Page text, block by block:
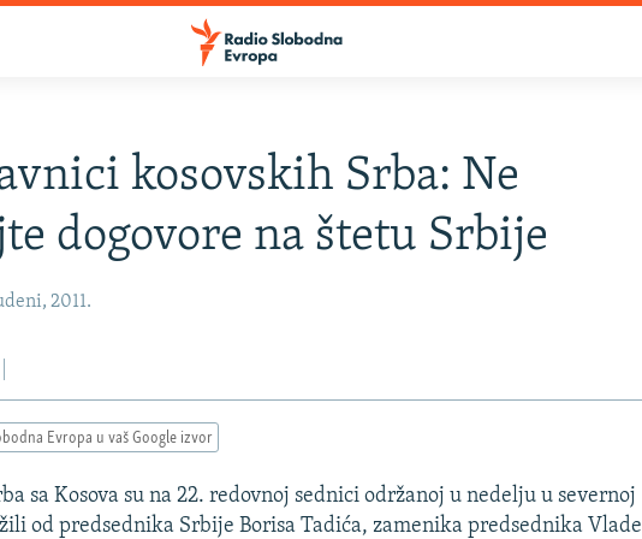
kosovskih Srba: Ne
dogovore na štetu Srbije
2011.
Evropa u vaš Google izvor
sa Kosova su na 22. redovnoj sednici održanoj u nedelju u severnoj
od predsednika Srbije Borisa Tadića, zamenika predsednika Vlade